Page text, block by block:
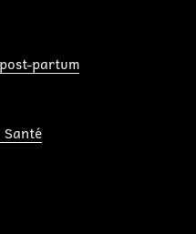
partum